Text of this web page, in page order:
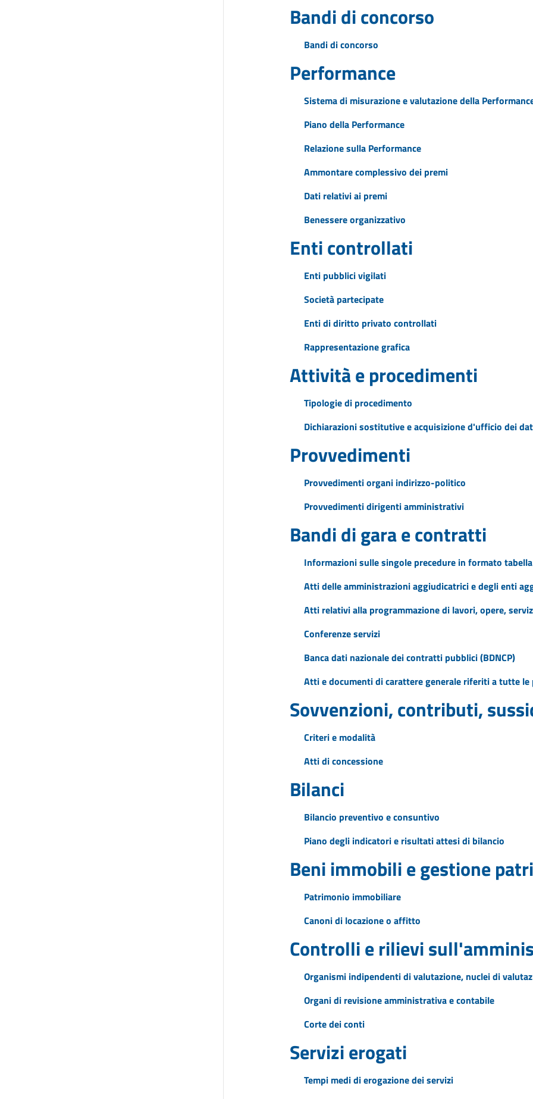
Bandi di concorso
Bandi di concorso
Performance
Sistema di misurazione e valutazione della
Piano della Performance
Relazione sulla Performance
Ammontare complessivo dei premi
Dati relativi ai premi
Benessere organizzativo
Enti controllati
Enti pubblici vigilati
Società partecipate
Enti di diritto privato controllati
Rappresentazione grafica
Attività e procedimenti
Tipologie di procedimento
Dichiarazioni sostitutive e acquisizione d'ufficio dei
Provvedimenti
Provvedimenti organi indirizzo-politico
Provvedimenti dirigenti amministrativi
Bandi di gara e contratti
Informazioni sulle singole precedure in formato
Atti delle amministrazioni aggiudicatrici e degli enti
Atti relativi alla programmazione di lavori, opere,
Conferenze servizi
Banca dati nazionale dei contratti pubblici (BDNCP)
Atti e documenti di carattere generale riferiti a tutte le
Sovvenzioni, contributi,
Criteri e modalità
Atti di concessione
Bilanci
Bilancio preventivo e consuntivo
Piano degli indicatori e risultati attesi di bilancio
Beni immobili e gestione
Patrimonio immobiliare
Canoni di locazione o affitto
Controlli e rilievi
Organismi indipendenti di valutazione, nuclei di
Organi di revisione amministrativa e contabile
Corte dei conti
Servizi erogati
Tempi medi di erogazione dei servizi